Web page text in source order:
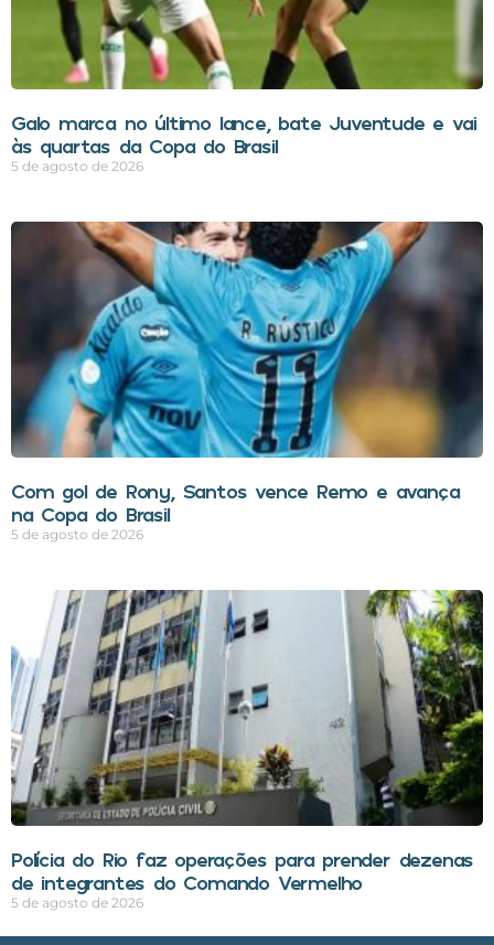
Galo marca no último lance, bate Juventude e vai
às quartas da Copa do Brasil
5 de agosto de 2026
Com gol de Rony, Santos vence Remo e avança
na Copa do Brasil
5 de agosto de 2026
Polícia do Rio faz operações para prender dezenas
de integrantes do Comando Vermelho
5 de agosto de 2026